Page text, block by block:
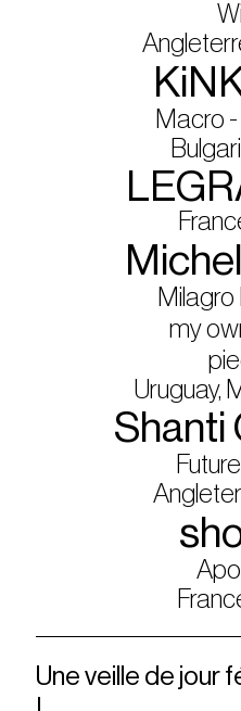
Macro -
my
Uruguay,
Shanti
Une veille de jour